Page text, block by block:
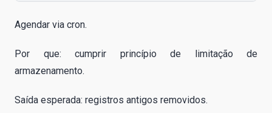
Agendar via cron.
Por que: cumprir princípio de limitação de
armazenamento.
Saída esperada: registros antigos removidos.